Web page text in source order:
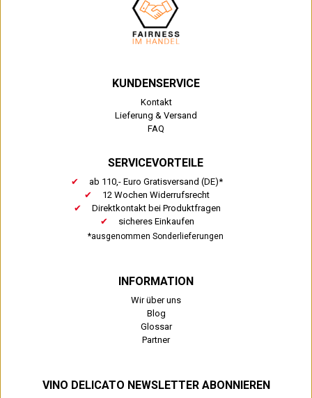
KUNDENSERVICE
Kontakt
Lieferung & Versand
FAQ
SERVICEVORTEILE
ab 110,- Euro Gratisversand (DE)*
12 Wochen Widerrufsrecht
Direktkontakt bei Produktfragen
sicheres Einkaufen
*ausgenommen Sonderlieferungen
INFORMATION
Wir über uns
Blog
Glossar
Partner
VINO DELICATO NEWSLETTER ABONNIEREN